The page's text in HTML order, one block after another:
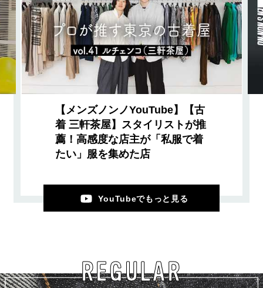
【メンズノンノYouTube】【古
着 三軒茶屋】スタイリストが推
薦！高感度な店主が「私服で着
たい」服を集めた店
YouTubeでもっと見る
REGULAR